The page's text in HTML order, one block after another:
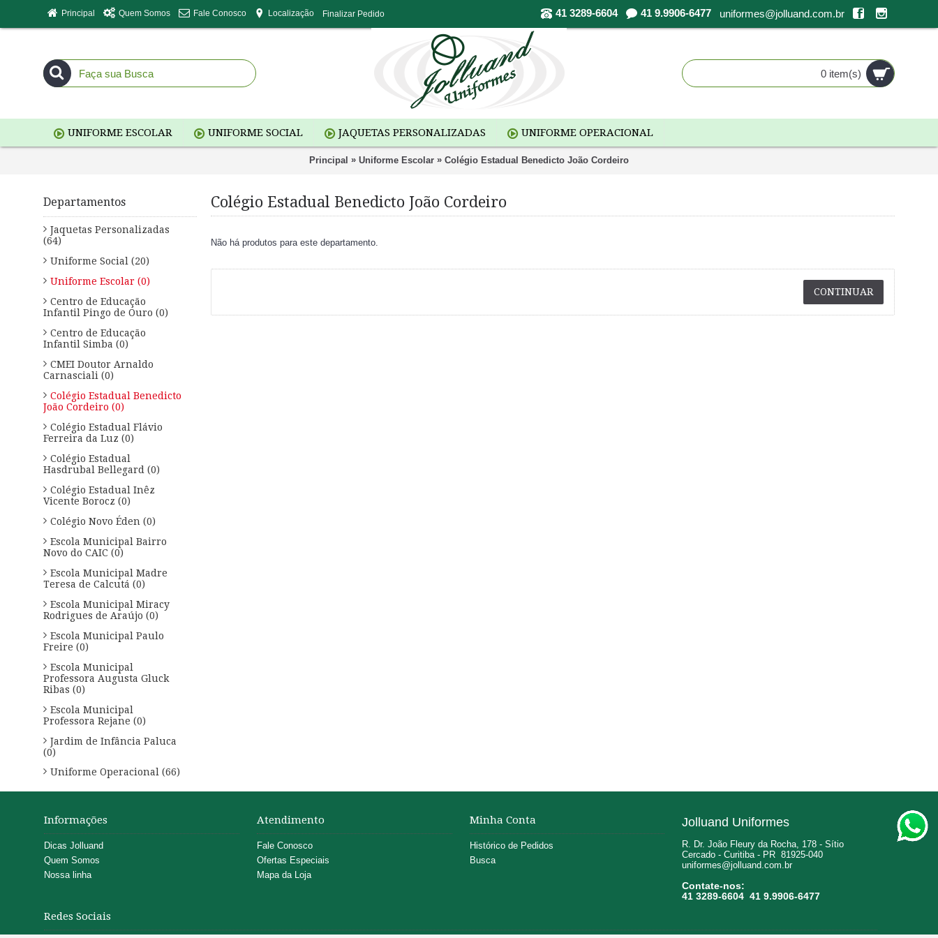
Principal Quem Somos Fale Conosco Localização Finalizar Pedido 41 3289-6604 41 9.9906-6477 uniformes@jolluand.com.br
0 item(s)
UNIFORME ESCOLAR UNIFORME SOCIAL JAQUETAS PERSONALIZADAS UNIFORME OPERACIONAL
Principal » Uniforme Escolar » Colégio Estadual Benedicto João Cordeiro
Departamentos
Jaquetas Personalizadas
(64)
Uniforme Social (20)
Uniforme Escolar (0)
Centro de Educação
Infantil Pingo de Ouro (0)
Centro de Educação
Infantil Simba (0)
CMEI Doutor Arnaldo
Carnasciali (0)
Colégio Estadual Benedicto
João Cordeiro (0)
Colégio Estadual Flávio
Ferreira da Luz (0)
Colégio Estadual
Hasdrubal Bellegard (0)
Colégio Estadual Inêz
Vicente Borocz (0)
Colégio Novo Éden (0)
Escola Municipal Bairro
Novo do CAIC (0)
Escola Municipal Madre
Teresa de Calcutá (0)
Escola Municipal Miracy
Rodrigues de Araújo (0)
Escola Municipal Paulo
Freire (0)
Escola Municipal
Professora Augusta Gluck
Ribas (0)
Escola Municipal
Professora Rejane (0)
Jardim de Infância Paluca
(0)
Uniforme Operacional (66)
Colégio Estadual Benedicto João Cordeiro
Não há produtos para este departamento.
CONTINUAR
Informações
Dicas Jolluand
Quem Somos
Nossa linha
Atendimento
Fale Conosco
Ofertas Especiais
Mapa da Loja
Minha Conta
Histórico de Pedidos
Busca
Jolluand Uniformes
R. Dr. João Fleury da Rocha, 178 - Sítio
Cercado - Curitiba - PR 81925-040
uniformes@jolluand.com.br
Contate-nos:
41 3289-6604 41 9.9906-6477
Redes Sociais